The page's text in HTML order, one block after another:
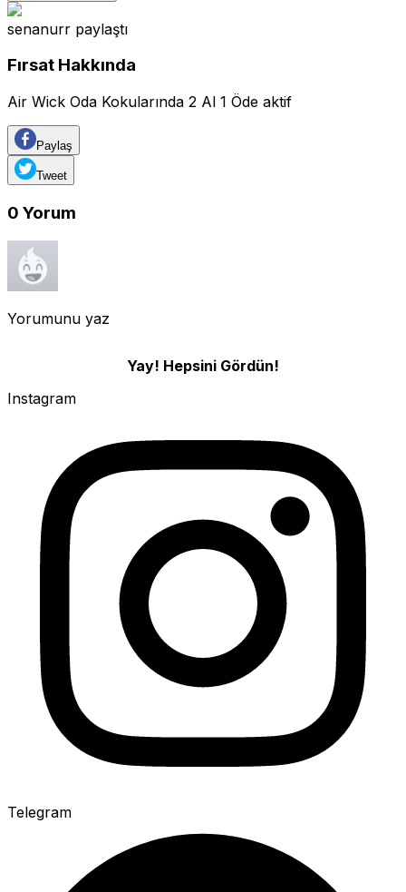
senanurr paylaştı
Fırsat Hakkında
Air Wick Oda Kokularında 2 Al 1 Öde aktif
Paylaş
Tweet
0 Yorum
Yorumunu yaz
Yay! Hepsini Gördün!
Instagram
Telegram